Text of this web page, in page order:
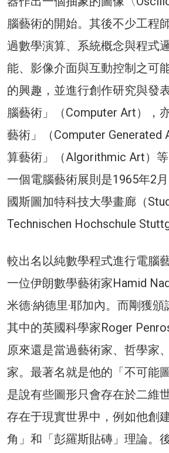
腦藝術的開始。其後不少工程
過數學演算、系統概念與程式
能、影像介面與互動控制之可
的興趣，並進行創作研究與發
腦藝術」（Computer Art），
藝術」（Computer Generated
算藝術」（Algorithmic Art）
一個電腦藝術展則是1965年2
國斯圖加特科技大學畫廊（
Technischen Hochschule
較出名以純數學程式進行電腦
一位伊朗數學藝術家Hamid
米德·納德里·耶加內。而剛獲
其中的英國科學家Roger
原來還是當過藝術家、哲學家
家。最著名就是他的「不可能
是說有些圖形只會存在於二維
存在于現實世界中，例如他創
角」和「彭羅斯貼磚」理論。